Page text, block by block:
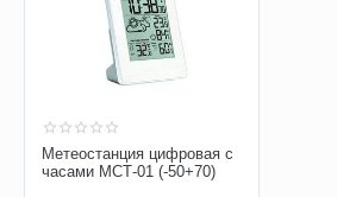
Метеостанция цифровая с
часами МСТ-01 (-50+70)